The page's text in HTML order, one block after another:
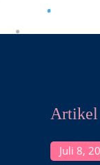
Artikel
Juli 8,